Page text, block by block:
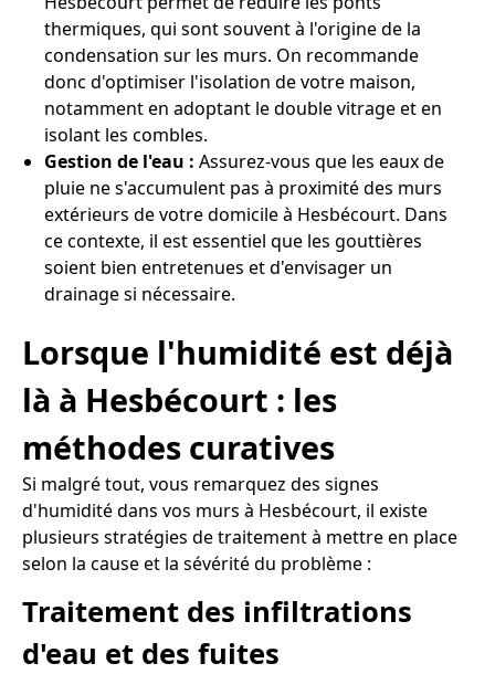
thermiques, qui sont souvent à l'origine de la
condensation sur les murs. On recommande
donc d'optimiser l'isolation de votre maison,
notamment en adoptant le double vitrage et en
isolant les combles.
Gestion de l'eau : Assurez-vous que les eaux de
pluie ne s'accumulent pas à proximité des murs
extérieurs de votre domicile à Hesbécourt. Dans
ce contexte, il est essentiel que les gouttières
soient bien entretenues et d'envisager un
drainage si nécessaire.
Lorsque l'humidité est déjà
là à Hesbécourt : les
méthodes curatives
Si malgré tout, vous remarquez des signes
d'humidité dans vos murs à Hesbécourt, il existe
plusieurs stratégies de traitement à mettre en place
selon la cause et la sévérité du problème :
Traitement des infiltrations
d'eau et des fuites